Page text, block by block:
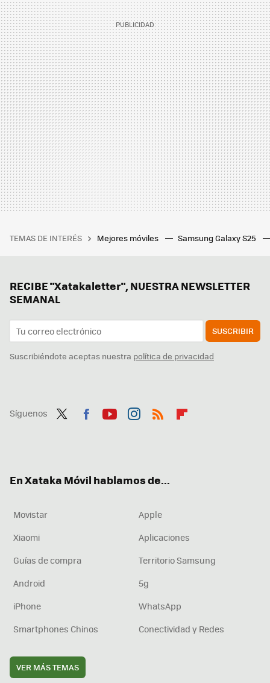
TEMAS DE INTERÉS Mejores móviles Samsung Galaxy S25
RECIBE "Xatakaletter", NUESTRA NEWSLETTER
SEMANAL
SUSCRIBIR
Suscribiéndote aceptas nuestra política de privacidad
Síguenos
En Xataka Móvil hablamos de...
Movistar
Apple
Xiaomi
Aplicaciones
Guías de compra
Territorio Samsung
Android
5g
iPhone
WhatsApp
Smartphones Chinos
Conectividad y Redes
VER MÁS TEMAS